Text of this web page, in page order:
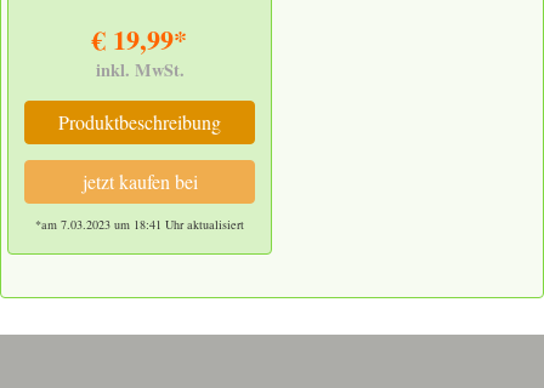
€ 19,99*
inkl. MwSt.
Produktbeschreibung
jetzt kaufen bei
*am 7.03.2023 um 18:41 Uhr aktualisiert